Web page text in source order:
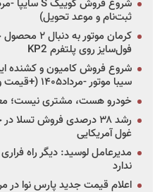
ثبت‌نام و موعد تحویل)
فول‌سایز روی پلتفرم KP2
شروع فروش کامیون و کشنده
سیبا موتور -مرداد۱۴۰۵ (+قیمت و شرایط)
خودرو هست، مشتری نیست؛
رشد ۳۸ درصدی فروش
غول آمریکایی
مدیرعامل لوسید: دیگر راه
ندارد